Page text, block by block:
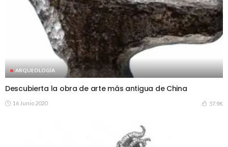
ARQUEOLOGÍA
Descubierta la obra de arte más antigua de China
16 Junio 2020 57.9K